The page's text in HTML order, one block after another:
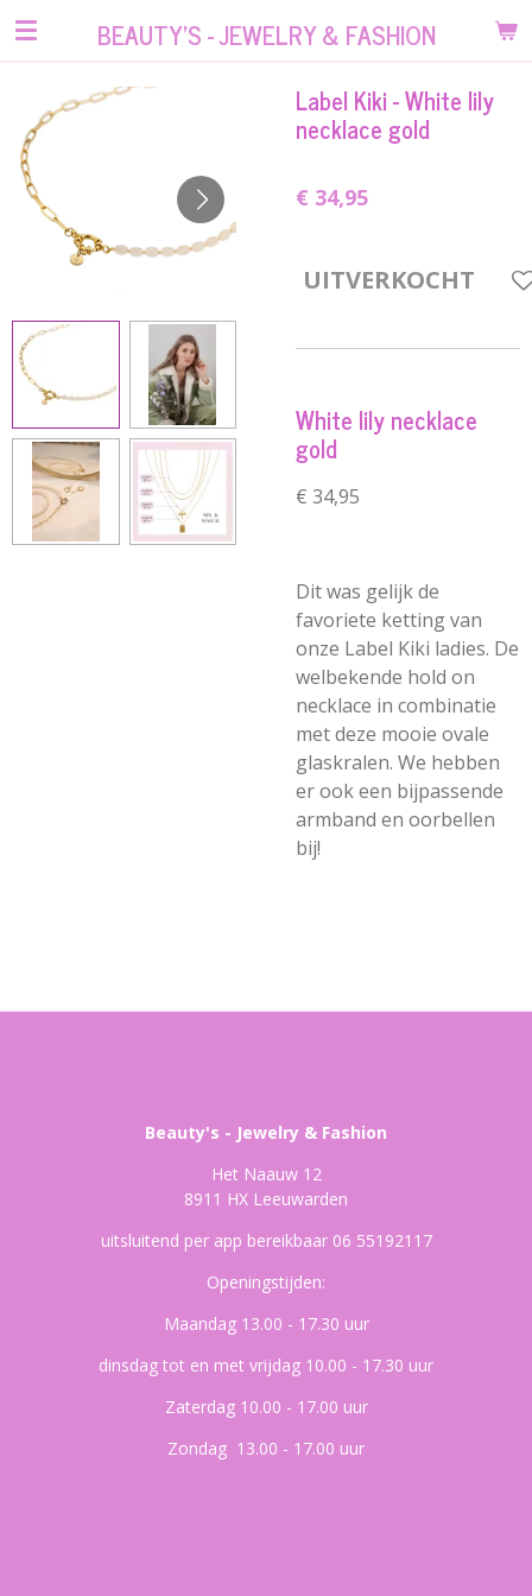
Ga
hoofdinhoud
BEAUTY'S - JEWELRY & FASHION
Label Kiki - White lily
necklace gold
€ 34,95
UITVERKOCHT
White lily necklace
gold
€ 34,95
Dit was gelijk de
favoriete ketting van
onze Label Kiki ladies. De
welbekende hold on
necklace in combinatie
met deze mooie ovale
glaskralen. We hebben
er ook een bijpassende
armband en oorbellen
bij!
Beauty's - Jewelry & Fashion
Het Naauw 12
8911 HX Leeuwarden
uitsluitend per app bereikbaar 06 55192117
Openingstijden:
Maandag 13.00 - 17.30 uur
dinsdag tot en met vrijdag 10.00 - 17.30 uur
Zaterdag 10.00 - 17.00 uur
Zondag 13.00 - 17.00 uur